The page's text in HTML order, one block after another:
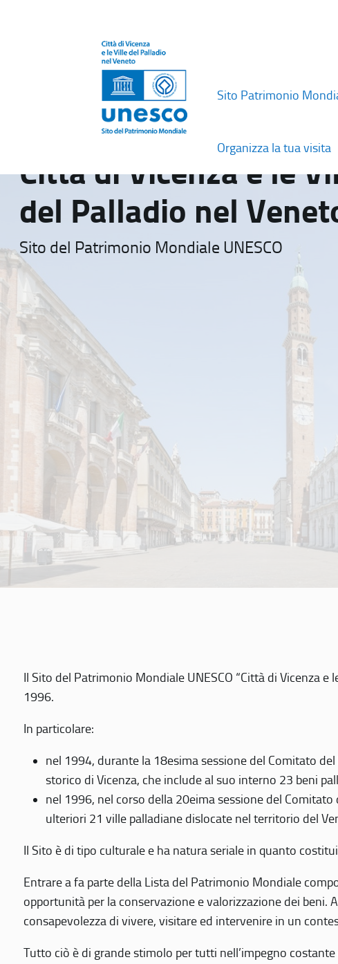
Sito Patrimonio
Organizza la tua visita
Città di Vicenza e le
del Palladio nel
Sito del Patrimonio Mondiale UNESCO
Il Sito del Patrimonio Mondiale UNESCO “Città di Vicenza
1996.
In particolare:
nel 1994, durante la 18esima sessione del Comitato
storico di Vicenza, che include al suo interno 23 beni
nel 1996, nel corso della 20eima sessione del
ulteriori 21 ville palladiane dislocate nel territorio del
Il Sito è di tipo culturale e ha natura seriale in quanto
Entrare a fa parte della Lista del Patrimonio Mondiale
opportunità per la conservazione e valorizzazione dei beni.
consapevolezza di vivere, visitare ed intervenire in un
Tutto ciò è di grande stimolo per tutti nell’impegno